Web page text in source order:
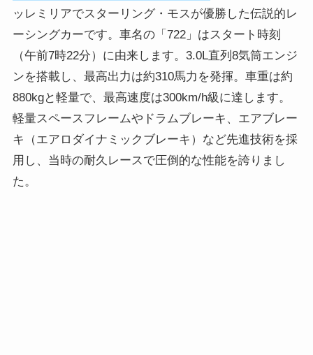
ッレミリアでスターリング・モスが優勝した伝説的レ
ーシングカーです。車名の「722」はスタート時刻
（午前7時22分）に由来します。3.0L直列8気筒エンジ
ンを搭載し、最高出力は約310馬力を発揮。車重は約
880kgと軽量で、最高速度は300km/h級に達します。
軽量スペースフレームやドラムブレーキ、エアブレー
キ（エアロダイナミックブレーキ）など先進技術を採
用し、当時の耐久レースで圧倒的な性能を誇りまし
た。